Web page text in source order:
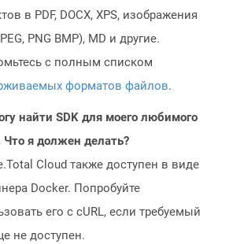
в PDF, DOCX, XPS, изображения
PNG BMP), MD и другие.
с полным списком
форматов файлов.
найти SDK для моего любимого
Что я должен делать?
Cloud также доступен в виде
Docker. Попробуйте
его с cURL, если требуемый
не доступен.